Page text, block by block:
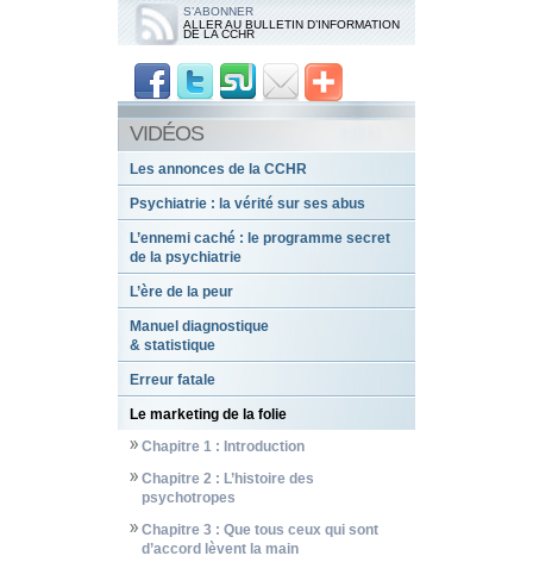
S’ABONNER
ALLER AU BULLETIN D’INFORMATION
DE LA CCHR
VIDÉOS
Les annonces de la CCHR
Psychiatrie : la vérité sur ses abus
L’ennemi caché : le programme secret
de la psychiatrie
L’ère de la peur
Manuel diagnostique
& statistique
Erreur fatale
Le marketing de la folie
Chapitre 1 : Introduction
Chapitre 2 : L’histoire des
psychotropes
Chapitre 3 : Que tous ceux qui sont
d’accord lèvent la main